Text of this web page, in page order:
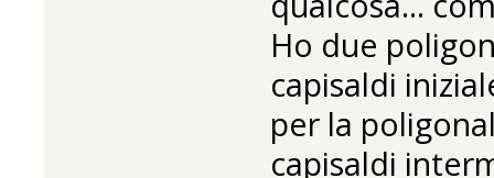
Ho due
capisaldi
per la
capisaldi